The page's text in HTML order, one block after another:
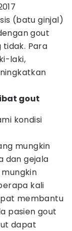
(batu ginjal)
gout
Para
laki,
gout
kondisi
mungkin
dan gejala
kali
membantu
pasien gout
dapat